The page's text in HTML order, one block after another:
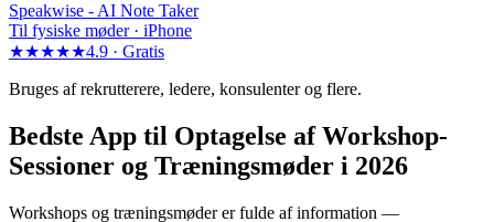
Speakwise - AI Note Taker
Til fysiske møder · iPhone
★★★★★4.9 · Gratis
Bruges af rekrutterere, ledere, konsulenter og flere.
Bedste App til Optagelse af Workshop-
Sessioner og Trænings­møder i 2026
Workshops og træningsmøder er fulde af information —